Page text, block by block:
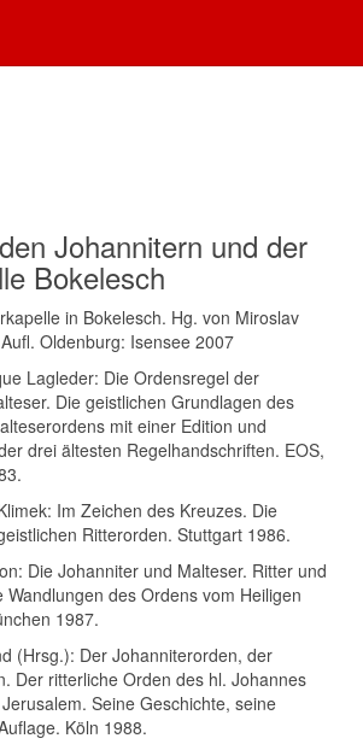
Johannitern und der
Bokelesch
in Bokelesch. Hg. von Miroslav
Oldenburg: Isensee 2007
Lagleder: Die Ordensregel der
Die geistlichen Grundlagen des
mit einer Edition und
drei ältesten Regelhandschriften. EOS,
Im Zeichen des Kreuzes. Die
Ritterorden. Stuttgart 1986.
Die Johanniter und Malteser. Ritter und
Wandlungen des Ordens vom Heiligen
1987.
(Hrsg.): Der Johanniterorden, der
Der ritterliche Orden des hl. Johannes
Seine Geschichte, seine
Köln 1988.